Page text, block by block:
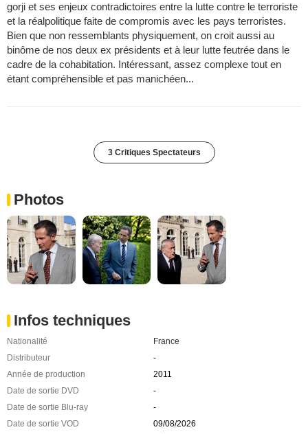
gorji et ses enjeux contradictoires entre la lutte contre le terroriste
et la réalpolitique faite de compromis avec les pays terroristes.
Bien que non ressemblants physiquement, on croit aussi au
binôme de nos deux ex présidents et à leur lutte feutrée dans le
cadre de la cohabitation. Intéressant, assez complexe tout en
étant compréhensible et pas manichéen...
3 Critiques Spectateurs
Photos
Infos techniques
Nationalité
France
Distributeur
-
Année de production
2011
Date de sortie DVD
-
Date de sortie Blu-ray
-
Date de sortie VOD
09/08/2026